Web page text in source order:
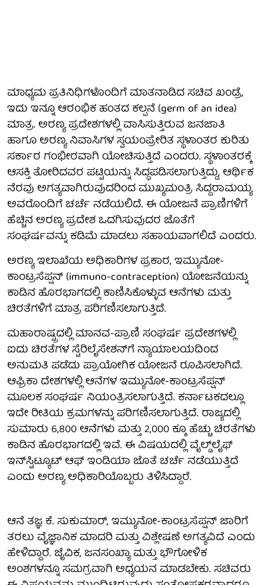
ಮಾಧ್ಯಮ ಪ್ರತಿನಿಧಿಗಳೊಂದಿಗೆ ಮಾತನಾಡಿದ ಸಚಿವ ಖಂಡ್ರೆ,
ಇದು ಇನ್ನೂ ಆರಂಭಿಕ ಹಂತದ ಕಲ್ಪನೆ (germ of an idea)
ಮಾತ್ರ. ಅರಣ್ಯ ಪ್ರದೇಶಗಳಲ್ಲಿ ವಾಸಿಸುತ್ತಿರುವ ಜನಜಾತಿ
ಹಾಗೂ ಅರಣ್ಯ ನಿವಾಸಿಗಳ ಸ್ವಯಂಪ್ರೇರಿತ ಸ್ಥಳಾಂತರ ಕುರಿತು
ಸರ್ಕಾರ ಗಂಭೀರವಾಗಿ ಯೋಚಿಸುತ್ತಿದೆ ಎಂದರು. ಸ್ಥಳಾಂತರಕ್ಕೆ
ಆಸಕ್ತಿ ತೋರಿದವರ ಪಟ್ಟಿಯನ್ನು ಸಿದ್ಧಪಡಿಸಲಾಗುತ್ತಿದ್ದು, ಆರ್ಥಿಕ
ನೆರವು ಅಗತ್ಯವಾಗಿರುವುದರಿಂದ ಮುಖ್ಯಮಂತ್ರಿ ಸಿದ್ದರಾಮಯ್ಯ
ಅವರೊಂದಿಗೆ ಚರ್ಚೆ ನಡೆಯಲಿದೆ. ಈ ಯೋಜನೆ ಪ್ರಾಣಿಗಳಿಗೆ
ಹೆಚ್ಚಿನ ಅರಣ್ಯ ಪ್ರದೇಶ ಒದಗಿಸುವುದರ ಜೊತೆಗೆ
ಸಂಘರ್ಷವನ್ನು ಕಡಿಮೆ ಮಾಡಲು ಸಹಾಯವಾಗಲಿದೆ ಎಂದರು.
ಅರಣ್ಯ ಇಲಾಖೆಯ ಅಧಿಕಾರಿಗಳ ಪ್ರಕಾರ, ಇಮ್ಯುನೋ-
ಕಾಂಟ್ರಸೆಪ್ಷನ್ (immuno-contraception) ಯೋಜನೆಯನ್ನು
ಕಾಡಿನ ಹೊರಭಾಗದಲ್ಲಿ ಕಾಣಿಸಿಕೊಳ್ಳುವ ಆನೆಗಳು ಮತ್ತು
ಚಿರತೆಗಳಿಗೆ ಮಾತ್ರ ಪರಿಗಣಿಸಲಾಗುತ್ತಿದೆ.
ಮಹಾರಾಷ್ಟ್ರದಲ್ಲಿ ಮಾನವ-ಪ್ರಾಣಿ ಸಂಘರ್ಷ ಪ್ರದೇಶಗಳಲ್ಲಿ
ಐದು ಚಿರತೆಗಳ ಸ್ಟೆರಿಲೈಸೇಶನ್‌ಗೆ ನ್ಯಾಯಾಲಯದಿಂದ
ಅನುಮತಿ ಪಡೆದು ಪ್ರಾಯೋಗಿಕ ಯೋಜನೆ ರೂಪಿಸಲಾಗಿದೆ.
ಆಫ್ರಿಕಾ ದೇಶಗಳಲ್ಲಿ ಆನೆಗಳ ಇಮ್ಯುನೋ-ಕಾಂಟ್ರಸೆಪ್ಷನ್
ಮೂಲಕ ಸಂಘರ್ಷ ನಿಯಂತ್ರಿಸಲಾಗುತ್ತಿದೆ. ಕರ್ನಾಟಕದಲ್ಲೂ
ಇದೇ ರೀತಿಯ ಕ್ರಮಗಳನ್ನು ಪರಿಗಣಿಸಲಾಗುತ್ತಿದೆ. ರಾಜ್ಯದಲ್ಲಿ
ಸುಮಾರು 6,800 ಆನೆಗಳು ಮತ್ತು 2,000 ಕ್ಕೂ ಹೆಚ್ಚು ಚಿರತೆಗಳು
ಕಾಡಿನ ಹೊರಭಾಗದಲ್ಲಿ ಇವೆ. ಈ ವಿಷಯದಲ್ಲಿ ವೈಲ್ಡ್‌ಲೈಫ್
ಇನ್‌ಸ್ಟಿಟ್ಯೂಟ್ ಆಫ್ ಇಂಡಿಯಾ ಜೊತೆ ಚರ್ಚೆ ನಡೆಯುತ್ತಿದೆ
ಎಂದು ಅರಣ್ಯ ಅಧಿಕಾರಿಯೊಬ್ಬರು ತಿಳಿಸಿದ್ದಾರೆ.
ಆನೆ ತಜ್ಞ ಕೆ. ಸುಕುಮಾರ್, ಇಮ್ಯುನೋ-ಕಾಂಟ್ರಸೆಪ್ಷನ್ ಜಾರಿಗೆ
ತರಲು ವೈಜ್ಞಾನಿಕ ಮಾದರಿ ಮತ್ತು ವಿಶ್ಲೇಷಣೆ ಅಗತ್ಯವಿದೆ ಎಂದು
ಹೇಳಿದ್ದಾರೆ. ಜೈವಿಕ, ಜನಸಂಖ್ಯಾ ಮತ್ತು ಭೌಗೋಳಿಕ
ಅಂಶಗಳನ್ನೂ ಸಮಗ್ರವಾಗಿ ಅಧ್ಯಯನ ಮಾಡಬೇಕು. ಸಚಿವರು